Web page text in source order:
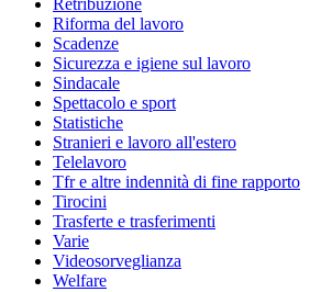
Retribuzione
Riforma del lavoro
Scadenze
Sicurezza e igiene sul lavoro
Sindacale
Spettacolo e sport
Statistiche
Stranieri e lavoro all'estero
Telelavoro
Tfr e altre indennità di fine rapporto
Tirocini
Trasferte e trasferimenti
Varie
Videosorveglianza
Welfare